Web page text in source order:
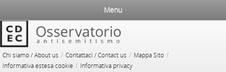
Chi siamo / About us / Contattaci / Contact us / Mappa Sito /
Informativa estesa cookie / Informativa privacy
Menu